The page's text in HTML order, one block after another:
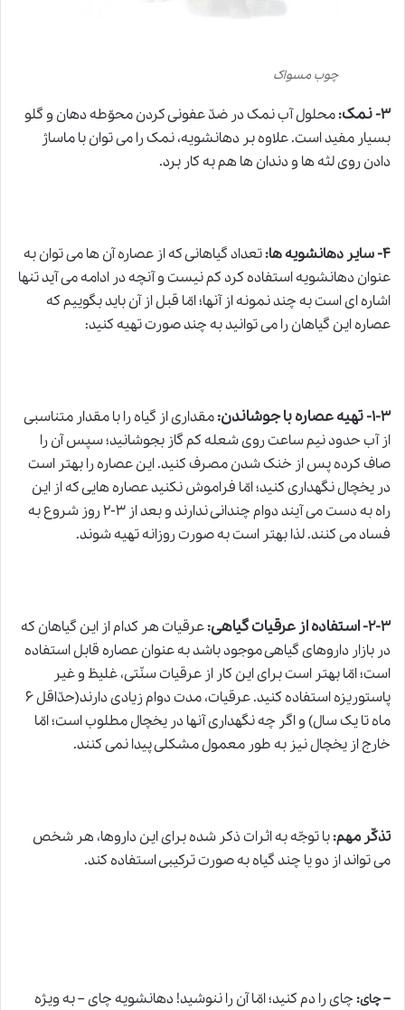
چوب مسواک
۳- نمک:محلول آب نمک در ضدّ عفونی کردن محوّطه دهان و گلو
بسیار مفید است. علاوه بر دهانشویه، نمک را می توان با ماساژ
دادن روی لثه ها و دندان ها هم به کار برد.
۴- سایر دهانشویه ها:تعداد گیاهانی که از عصاره آن ها می توان به
عنوان دهانشویه استفاده کرد کم نیست و آنچه در ادامه می آید تنها
اشاره ای است به چند نمونه از آنها؛ امّا قبل از آن باید بگوییم که
عصاره این گیاهان را می توانید به چند صورت تهیه کنید:
۱-۳- تهیه عصاره با جوشاندن:مقداری از گیاه را با مقدار متناسبی
از آب حدود نیم ساعت روی شعله کم گاز بجوشانید؛ سپس آن را
صاف کرده پس از خنک شدن مصرف کنید. این عصاره را بهتر است
در یخچال نگهداری کنید؛ امّا فراموش نکنید عصاره هایی که از این
راه به دست می آیند دوام چندانی ندارند و بعد از ۳-۲ روز شروع به
فساد می کنند. لذا بهتر است به صورت روزانه تهیه شوند.
۲-۳- استفاده از عرقیات گیاهی:عرقیات هر کدام از این گیاهان که
در بازار داروهای گیاهی موجود باشد به عنوان عصاره قابل استفاده
است؛ امّا بهتر است برای این کار از عرقیات سنّتی، غلیظ و غیر
پاستوریزه استفاده کنید. عرقیات، مدت دوام زیادی دارند(حدّاقل ۶
ماه تا یک سال) و اگر چه نگهداری آنها در یخچال مطلوب است؛ امّا
خارج از یخچال نیز به طور معمول مشکلی پیدا نمی کنند.
تذکّر مهم:با توجّه به اثرات ذکر شده برای این داروها، هر شخص
می تواند از دو یا چند گیاه به صورت ترکیبی استفاده کند.
–چای: چای را دم کنید؛ امّا آن را ننوشید! دهانشویه چای – به ویژه